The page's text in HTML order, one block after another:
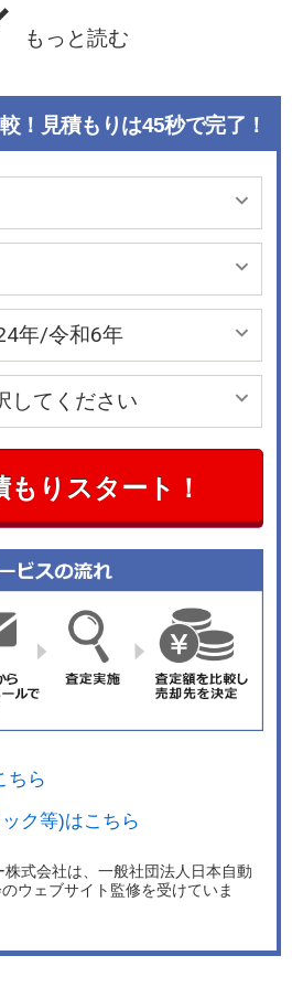
の電動化技術を採用した。
全幅1940mm
オーバーフェンダーにより
5」と比べて全長が80mm、
いる。 パワーユニットは前
永久磁石同期モーターを搭
力175kW（238PS）、最大
は最高出力303kW（412P
を発生し、システムトー
kW（609PS）、最大トル
チウムイオンバッテリーは
N Grin Boost（NGB）」と
（10秒間）を使うと、最高
）、最大トルクは770Nm
0-100km/h加速のタイムは
用時は3.4秒と公表されてい
回りでは、N専用電子制御
して、ホイールGセンサー
ーにより制御精度を向上。
パーを採用し、走行性能を
N専用高性能ブレーキを備
口径ブレーキを採用し、最
力な制動性能を発揮すると
リアには、空力性能向上を
アバンパー&amp;ディフュ
チ鍛造ホイール＆ピレリ P-
もっと読む
！見積もりは45秒で完了！
もりスタート！
ちら
ク等)はこちら
株式会社は、一般社団法人日本自動
ウェブサイト監修を受けていま